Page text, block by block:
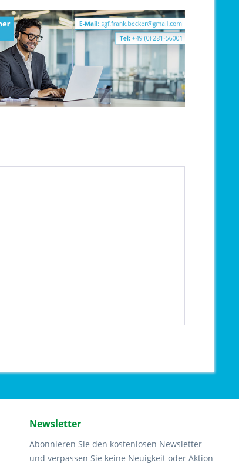
Newsletter
Abonnieren Sie den kostenlosen Newsletter
und verpassen Sie keine Neuigkeit oder Aktion